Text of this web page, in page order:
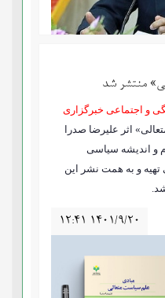
منتشر شد
و اجتماعی خبرگزاری
اثر علیرضا صدرا
و اندیشه سیاسی
و به همت نشر این
۱۲:۴۱ ۱۴۰۱/۹/۲۰